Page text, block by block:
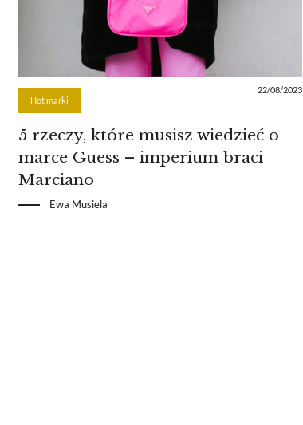
Hot marki
22/08/2023
5 rzeczy, które musisz wiedzieć o
marce Guess – imperium braci
Marciano
Ewa Musiela